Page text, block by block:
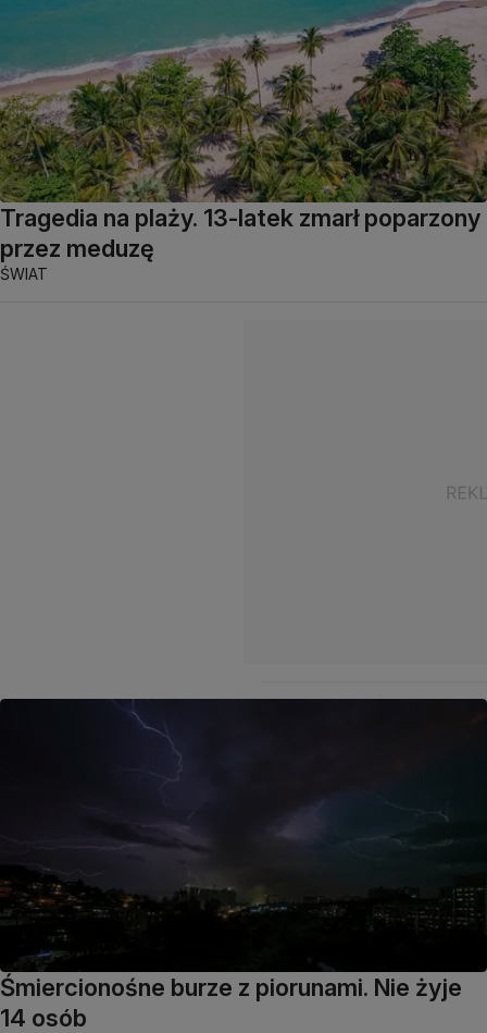
Tragedia na plaży. 13-latek zmarł poparzony
przez meduzę
ŚWIAT
Śmiercionośne burze z piorunami. Nie żyje
14 osób